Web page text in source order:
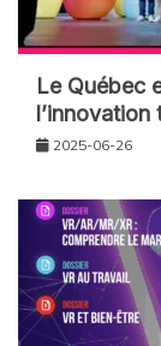
Le Québec
l’innovation
2025-06-26